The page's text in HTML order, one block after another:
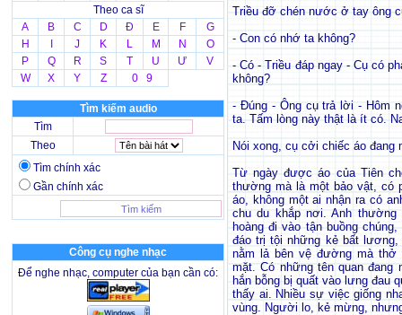
Theo ca sĩ
A
B C D Đ E F
G
H
J K L M N
O
P
Q R S T U Ư
V
W
X Y Z 0 9
Tìm kiếm audio
Tìm
Theo
Tìm chính xác
Gần chính xác
Công cụ nghe nhạc
Để nghe nhạc, computer của bạn cần có:
Triều đỡ chén nước ở tay ông
- Con có nhớ ta không?
- Có - Triều đáp ngay - Cụ có
không?
- Đúng - Ông cụ trả lời - Hôm
ta. Tấm lòng này thật là ít có.
Nói xong, cụ cởi chiếc áo đang
Từ ngày được áo của Tiên
thường mà là một bảo vật, có
áo, không một ai nhận ra có
chu du khắp nơi. Anh
hoàng đi vào tận buồng
đáo trị tội những kẻ bất
nằm lả bên vệ đường mà thở
mặt. Có những tên quan
hắn bỗng bị quất vào lưng đau
thấy ai. Nhiều sự việc giống
vùng. Người lo, kẻ mừng,